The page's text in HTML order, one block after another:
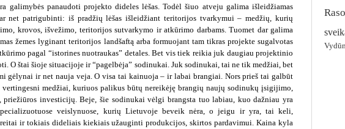
galimybės panaudoti projekto dideles lėšas. Todėl šiuo atveju galima išleidžiamas
net patrigubinti: iš pradžių lėšas išleidžiant teritorijos tvarkymui – medžių, kurių
krovos, išvežimo, teritorijos sutvarkymo ir atkūrimo darbams. Tuomet dar galima
žemes lyginant teritorijos landšaftą arba formuojant tam tikras projekte sugalvotas
pagal “istorines nuotraukas” detales. Bet vis tiek reikia juk daugiau projektinio
O štai šioje situacijoje ir “pagelbėja” sodinukai. Juk sodinukai, tai ne tik medžiai, bet
gėlynai ir net nauja veja. O visa tai kainuoja – ir labai brangiai. Nors prieš tai galbūt
medžiai, kuriuos palikus būtų nereikėję brangių naujų sodinukų įsigijimo,
priežiūros investicijų. Beje, šie sodinukai vėlgi brangsta tuo labiau, kuo dažniau yra
veislynuose, kurių Lietuvoje beveik nėra, o jeigu ir yra, tai keli,
ir tokiais dideliais kiekiais užauginti produkcijos, skirtos pardavimui. Kaina kyla